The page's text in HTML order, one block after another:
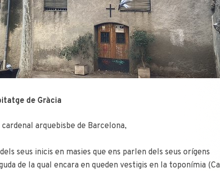
de Gràcia
arquebisbe de Barcelona,
seus inicis en masies que ens parlen dels seus orígens
de la qual encara en queden vestigis en la toponímia (Ca